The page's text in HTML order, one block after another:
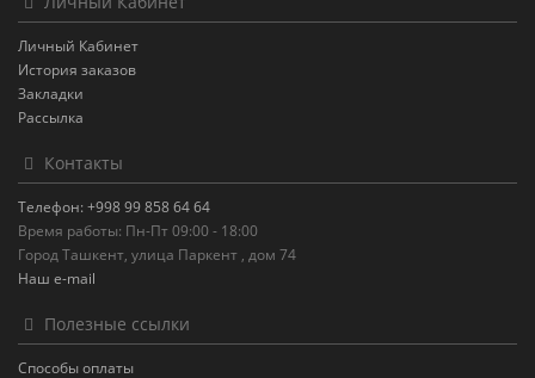
Личный Кабинет
История заказов
Закладки
Рассылка
Контакты
Телефон: +998 99 858 64 64
Время работы: Пн-Пт 09:00 - 18:00
Город Ташкент, улица Паркент , дом 74
Наш e-mail
Полезные ссылки
Способы оплаты